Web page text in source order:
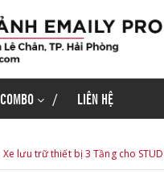
COMBO LIÊN HỆ
Xe lưu trữ thiết bị 3 Tầng cho